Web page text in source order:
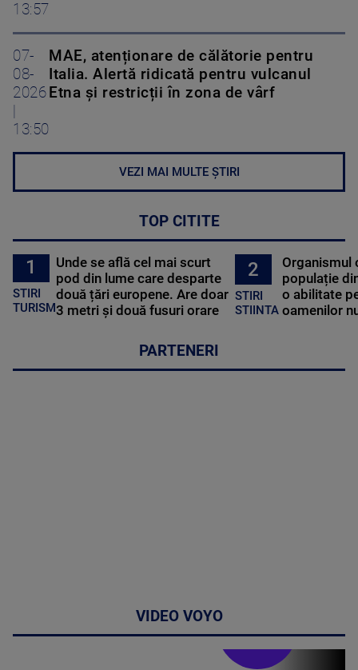
13:57
07-
08-
2026
13:50
MAE, atenționare de călătorie pentru
Italia. Alertă ridicată pentru vulcanul
Etna și restricții în zona de vârf
VEZI MAI MULTE ȘTIRI
TOP CITITE
1
STIRI
TURISM
Unde se află cel mai scurt
pod din lume care desparte
două țări europene. Are doar
3 metri și două fusuri orare
2
STIRI
STIINTA
Organismul
populație
o abilitate
oamenilor
PARTENERI
VIDEO VOYO